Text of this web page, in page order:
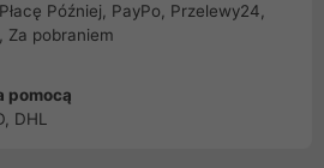
Później, PayPo, Przelewy24,
Za pobraniem
pomocą
DHL